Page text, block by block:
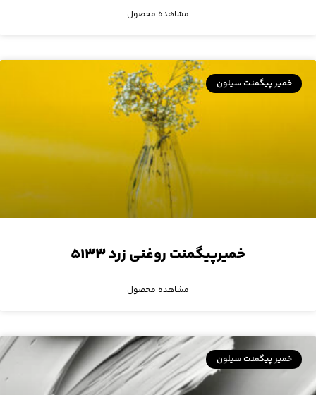
مشاهده محصول
خمیر پیگمنت سیلون
خمیرپیگمنت روغنی زرد ۵۱۳۳
مشاهده محصول
خمیر پیگمنت سیلون